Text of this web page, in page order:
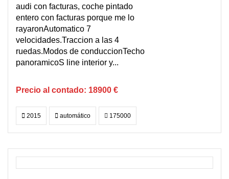
audi con facturas, coche pintado
entero con facturas porque me lo
rayaronAutomatico 7
velocidades.Traccion a las 4
ruedas.Modos de conduccionTecho
panoramicoS line interior y...
18900 €
2015 automático 175000